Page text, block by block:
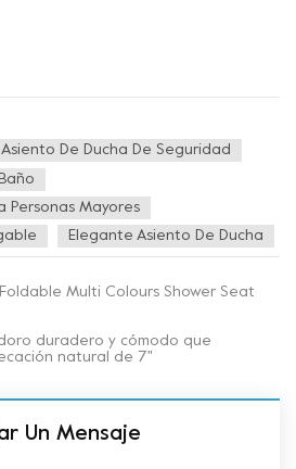
Asiento De Ducha De Seguridad
Personas Mayores
Elegante Asiento De Ducha
Multi Colours Shower Seat
duradero y cómodo que
natural de 7"
Un Mensaje